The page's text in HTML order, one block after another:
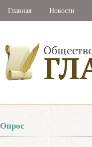
Главная Новости
Опрос